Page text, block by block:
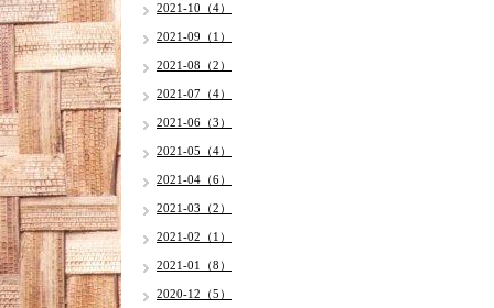
2021-10（4）
2021-09（1）
2021-08（2）
2021-07（4）
2021-06（3）
2021-05（4）
2021-04（6）
2021-03（2）
2021-02（1）
2021-01（8）
2020-12（5）